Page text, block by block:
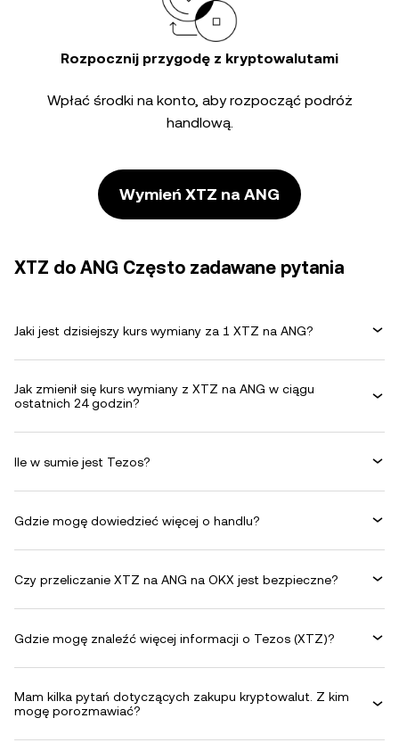
Rozpocznij przygodę z kryptowalutami
Wpłać środki na konto, aby rozpocząć podróż
handlową.
Wymień XTZ na ANG
XTZ do ANG Często zadawane pytania
Jaki jest dzisiejszy kurs wymiany za 1 XTZ na ANG?
Jak zmienił się kurs wymiany z XTZ na ANG w ciągu
ostatnich 24 godzin?
Ile w sumie jest Tezos?
Gdzie mogę dowiedzieć więcej o handlu?
Czy przeliczanie XTZ na ANG na OKX jest bezpieczne?
Gdzie mogę znaleźć więcej informacji o Tezos (XTZ)?
Mam kilka pytań dotyczących zakupu kryptowalut. Z kim
mogę porozmawiać?